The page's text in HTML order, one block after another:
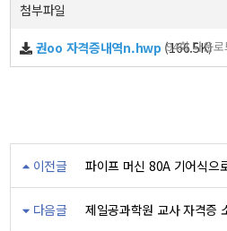
첨부파일
권oo 자격증내역n.hwp (166.5K)
94회 다운
이전글 파이프 머신 80A 기어식으
다음글 제일공과학원 교사 자격증